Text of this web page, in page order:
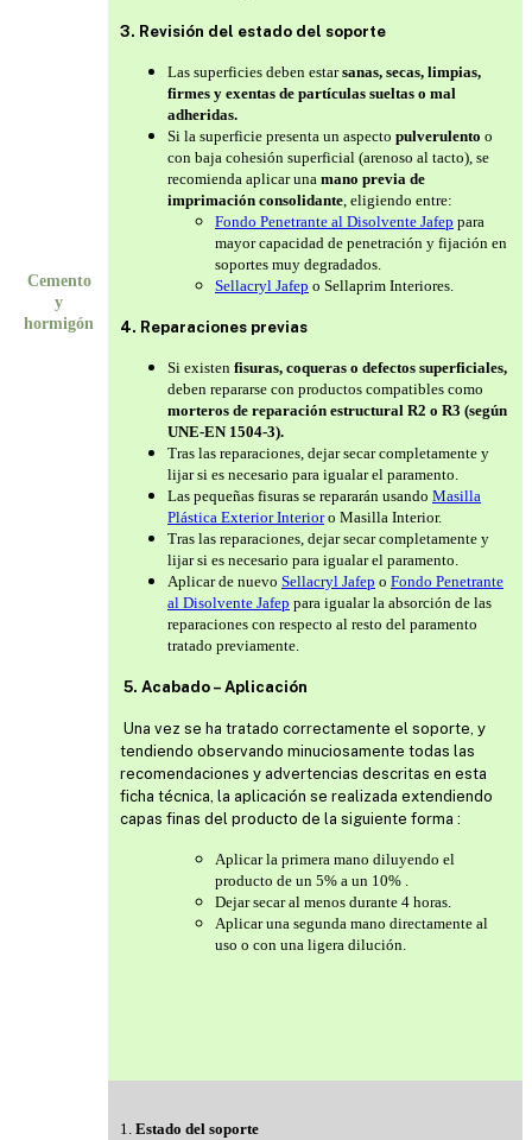
Cemento
y
hormigón
3. Revisión del estado del soporte
Las superficies deben estarsanas, secas, limpias,
firmes y exentas de partículas sueltas o mal
adheridas.
Si la superficie presenta un aspecto pulverulento o
con baja cohesión superficial (arenoso al tacto), se
recomienda aplicar una mano previa de
imprimación consolidante , eligiendo entre:
Fondo Penetrante al Disolvente Jafep para
mayor capacidad de penetración y fijación en
soportes muy degradados.
Sellacryl Jafep o Sellaprim Interiores.
4. Reparaciones previas
Si existen fisuras, coqueras o defectos superficiales,
deben repararse con productos compatibles como
morteros de reparación estructural R2 o R3 (según
UNE-EN 1504-3).
Tras las reparaciones, dejar secar completamente y
lijar si es necesario para igualar el paramento.
Las pequeñas fisuras se repararán usando Masilla
Plástica Exterior Interioro Masilla Interior.
Tras las reparaciones, dejar secar completamente y
lijar si es necesario para igualar el paramento.
Aplicar de nuevo Sellacryl Jafep o Fondo Penetrante
al Disolvente Jafep para igualar la absorción de las
reparaciones con respecto al resto del paramento
tratado previamente.
5. Acabado – Aplicación
Una vez se ha tratado correctamente el soporte, y
tendiendo observando minuciosamente todas las
recomendaciones y advertencias descritas en esta
ficha técnica, la aplicación se realizada extendiendo
capas finas del producto de la siguiente forma :
Aplicar la primera mano diluyendo el
producto de un 5% a un 10% .
Dejar secar al menos durante 4 horas.
Aplicar una segunda mano directamente al
uso o con una ligera dilución.
1. Estado del soporte